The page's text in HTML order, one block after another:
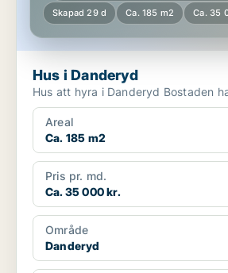
Skapad 29 d Ca. 185 m2 Ca. 35
Hus i Danderyd
Hus att hyra i Danderyd
Areal
Ca. 185 m2
Pris pr. md.
Ca. 35 000 kr.
Område
Danderyd